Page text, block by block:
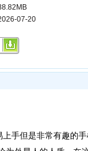
07-20
但是非常有趣的手